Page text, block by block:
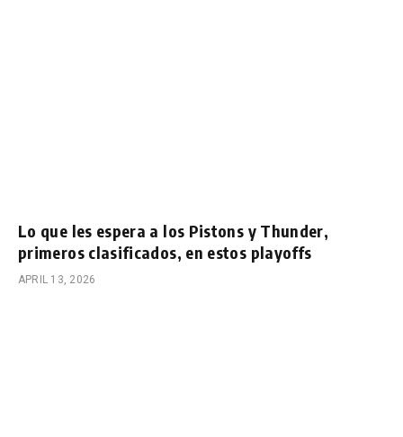
Lo que les espera a los Pistons y Thunder,
primeros clasificados, en estos playoffs
APRIL 13, 2026